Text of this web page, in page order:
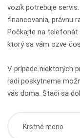
vozík potrebuje
financovania, právnu
Počkajte na telefonát
ktorý sa vám ozve
V prípade niektorých
radi poskytneme
vás doma. Stačí sa